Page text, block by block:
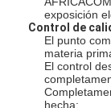
convertidor
Interruptor
Equipo de
exposición
Control de
El punto
materia
El control
hecha;